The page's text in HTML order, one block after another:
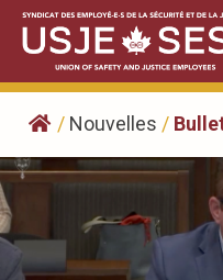
Skip
content
/ Nouvelles /